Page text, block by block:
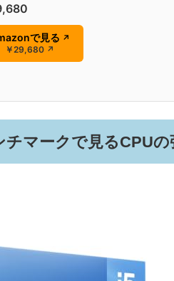
で見る ↗
￥29,680 ↗
チマークで見るCPU